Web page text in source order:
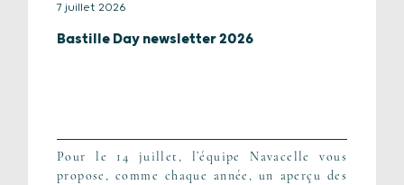
7 juillet 2026
Bastille Day newsletter 2026
Pour le 14 juillet, l’équipe Navacelle vous
propose, comme chaque année, un aperçu des